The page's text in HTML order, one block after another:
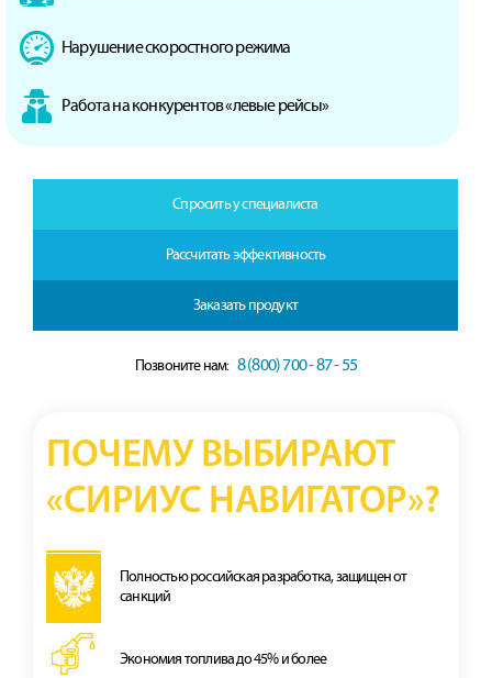
Нарушение скоростного режима
Работа на конкурентов «левые рейсы»
Спросить у специалиста
Рассчитать эффективность
Заказать продукт
Позвоните нам: 8 (800) 700 - 87 - 55
ПОЧЕМУ ВЫБИРАЮТ
«СИРИУС НАВИГАТОР»?
Полностью российская разработка, защищен от
санкций
Экономия топлива до 45% и более